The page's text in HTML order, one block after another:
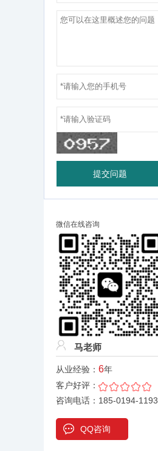
微信在线咨询
马老师
从业经验： 6年
客户好评：
咨询电话：185-0194-1193
QQ咨询